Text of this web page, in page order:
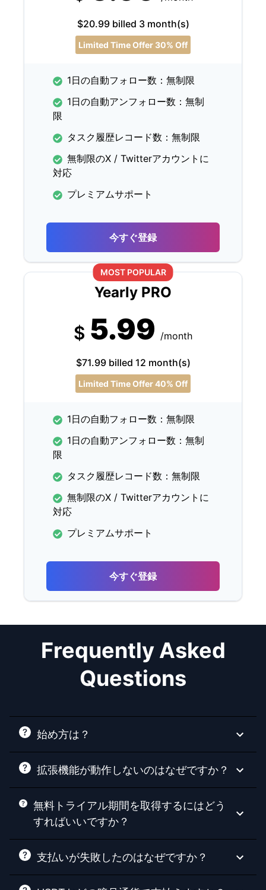
$20.99 billed 3 month(s)
Limited Time Offer 30% Off
1日の自動フォロー数：無制限
1日の自動アンフォロー数：無制
限
タスク履歴レコード数：無制限
無制限のX / Twitterアカウントに
対応
プレミアムサポート
今すぐ登録
MOST POPULAR
Yearly PRO
$ 5.99 /month
$71.99 billed 12 month(s)
Limited Time Offer 40% Off
1日の自動フォロー数：無制限
1日の自動アンフォロー数：無制
限
タスク履歴レコード数：無制限
無制限のX / Twitterアカウントに
対応
プレミアムサポート
今すぐ登録
Frequently Asked
Questions
始め方は？
拡張機能が動作しないのはなぜですか？
無料トライアル期間を取得するにはどう
すればいいですか？
支払いが失敗したのはなぜですか？